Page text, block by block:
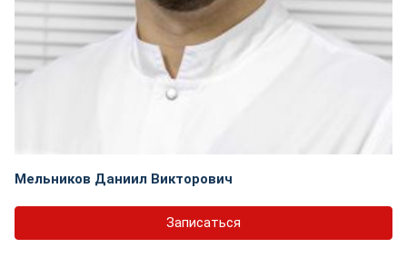
Мельников Даниил Викторович
Записаться